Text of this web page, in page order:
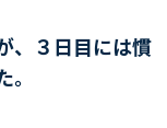
、３日目には慣